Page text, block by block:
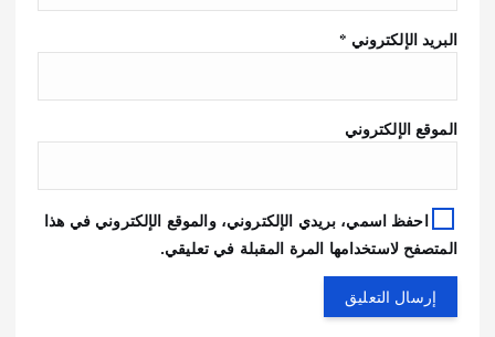
البريد الإلكتروني *
الموقع الإلكتروني
احفظ اسمي، بريدي الإلكتروني، والموقع الإلكتروني في هذا
المتصفح لاستخدامها المرة المقبلة في تعليقي.